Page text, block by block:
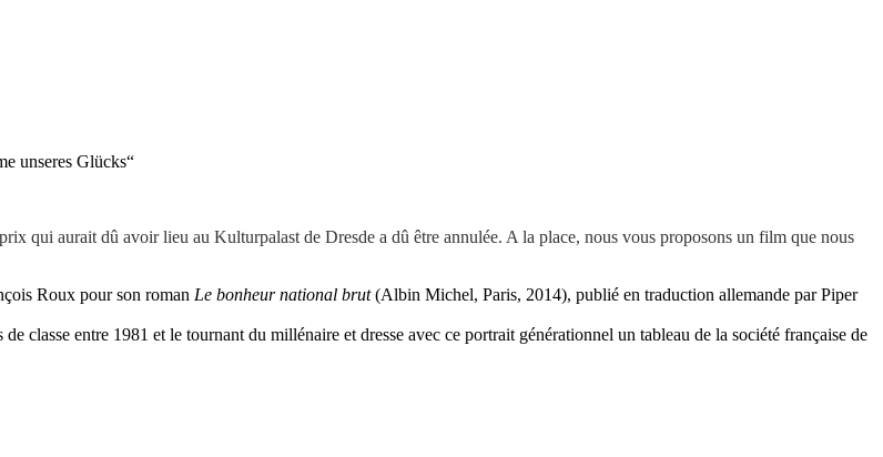
unseres Glücks“
qui aurait dû avoir lieu au Kulturpalast de Dresde a dû être annulée. A la place, nous vous proposons un film que nous
Roux pour son roman Le bonheur national brut(Albin Michel, Paris, 2014), publié en traduction allemande par Piper
classe entre 1981 et le tournant du millénaire et dresse avec ce portrait générationnel un tableau de la société française de